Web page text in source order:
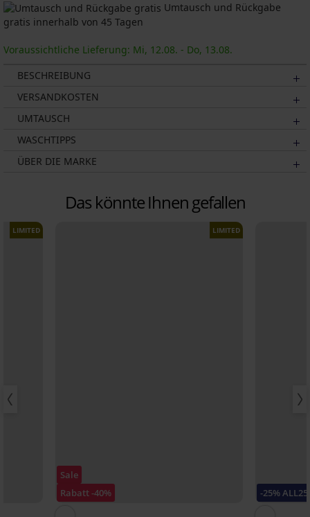
Umtausch und Rückgabe
gratis innerhalb von 45 Tagen
Voraussichtliche Lieferung: Mi, 12.08. - Do, 13.08.
BESCHREIBUNG
VERSANDKOSTEN
UMTAUSCH
WASCHTIPPS
ÜBER DIE MARKE
Das könnte Ihnen gefallen
LIMITED
Sale
Rabatt -40%
LIMITED
-25% ALL25